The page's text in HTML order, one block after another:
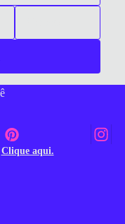
Clique aqui.